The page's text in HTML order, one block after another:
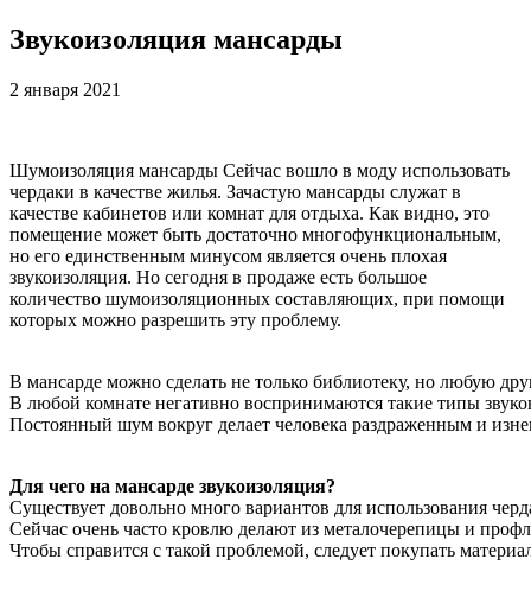
Звукоизоляция мансарды
2 января 2021
Шумоизоляция мансарды Сейчас вошло в моду использовать
чердаки в качестве жилья. Зачастую мансарды служат в
качестве кабинетов или комнат для отдыха. Как видно, это
помещение может быть достаточно многофункциональным,
но его единственным минусом является очень плохая
звукоизоляция. Но сегодня в продаже есть большое
количество шумоизоляционных составляющих, при помощи
которых можно разрешить эту проблему.
В мансарде можно сделать не только библиотеку, но любую
В любой комнате негативно воспринимаются такие типы
Постоянный шум вокруг делает человека раздраженным и
Для чего на мансарде звукоизоляция?
Существует довольно много вариантов для использования
Сейчас очень часто кровлю делают из металочерепицы и
Чтобы справится с такой проблемой, следует покупать